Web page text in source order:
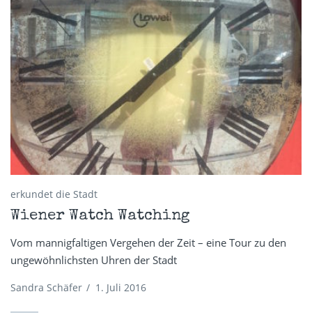
erkundet die Stadt
Wiener Watch Watching
Vom mannigfaltigen Vergehen der Zeit – eine Tour zu den
ungewöhnlichsten Uhren der Stadt
Sandra Schäfer / 1. Juli 2016